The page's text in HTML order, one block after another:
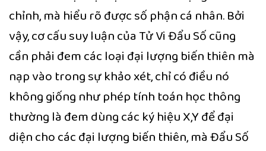
chỉnh, mà hiểu rõ được số phận cá nhân. Bởi
vậy, cơ cấu suy luận của Tử Vi Đẩu Số cũng
cần phải đem các loại đại lượng biến thiên mà
nạp vào trong sự khảo xét, chỉ có điều nó
không giống như phép tính toán học thông
thường là đem dùng các ký hiệu X,Y để đại
diện cho các đại lượng biến thiên, mà Đẩu Số